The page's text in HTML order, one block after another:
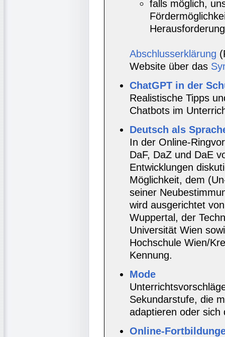
falls möglich,
Abschlusserklärung
Website über das
ChatGPT in der
Realistische Tipps
Chatbots im
Deutsch als
In der Online-
DaF, DaZ und DaE
Entwicklungen
Möglichkeit, dem
seiner
wird ausgerichtet
Wuppertal, der
Universität Wien
Hochschule Wien/
Kennung.
Mode
Sekundarstufe, die
adaptieren oder sich
Online-